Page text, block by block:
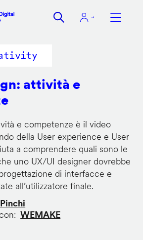
attività e
e competenze è il video
della User experience e User
a comprendere quali sono le
uno UX/UI designer dovrebbe
di interfacce e
all’utilizzatore finale.
WEMAKE